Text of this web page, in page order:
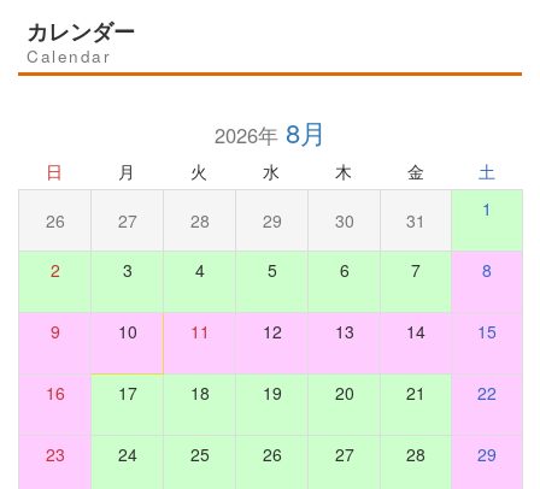
カレンダー
Calendar
2026年8月
日 月 火 水 木 金 土
26 27 28 29 30 31 1
2 3 4 5 6 7 8
9 10 11 12 13 14 15
16 17 18 19 20 21 22
23 24 25 26 27 28 29